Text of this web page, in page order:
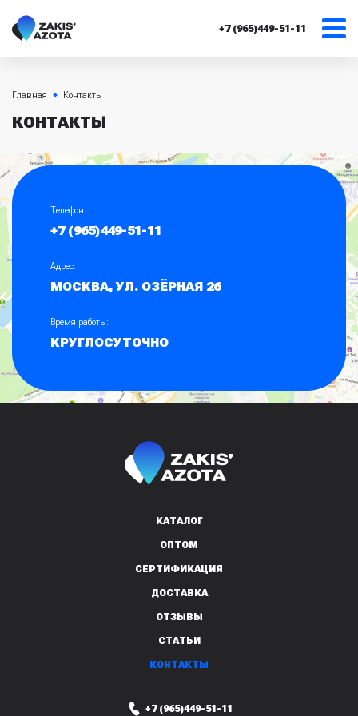
+7 (965)449-51-11
Главная Контакты
КОНТАКТЫ
Телефон:
+7 (965)449-51-11
Адрес:
МОСКВА, УЛ. ОЗЁРНАЯ 26
Время работы:
КРУГЛОСУТОЧНО
КАТАЛОГ
ОПТОМ
СЕРТИФИКАЦИЯ
ДОСТАВКА
ОТЗЫВЫ
СТАТЬИ
КОНТАКТЫ
+7 (965)449-51-11